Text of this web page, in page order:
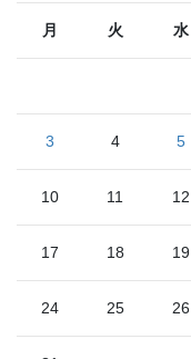
月 火 水
3 4 5
10 11 12
17 18 19
24 25 26